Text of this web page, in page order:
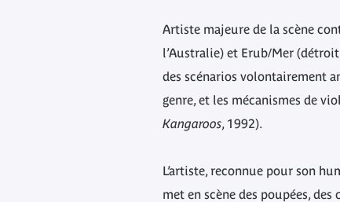
Artiste majeure de la scène
l’Australie) et Erub/Mer
des scénarios volontairement
genre, et les mécanismes de
Kangaroos, 1992).
L’artiste, reconnue pour son
met en scène des poupées,